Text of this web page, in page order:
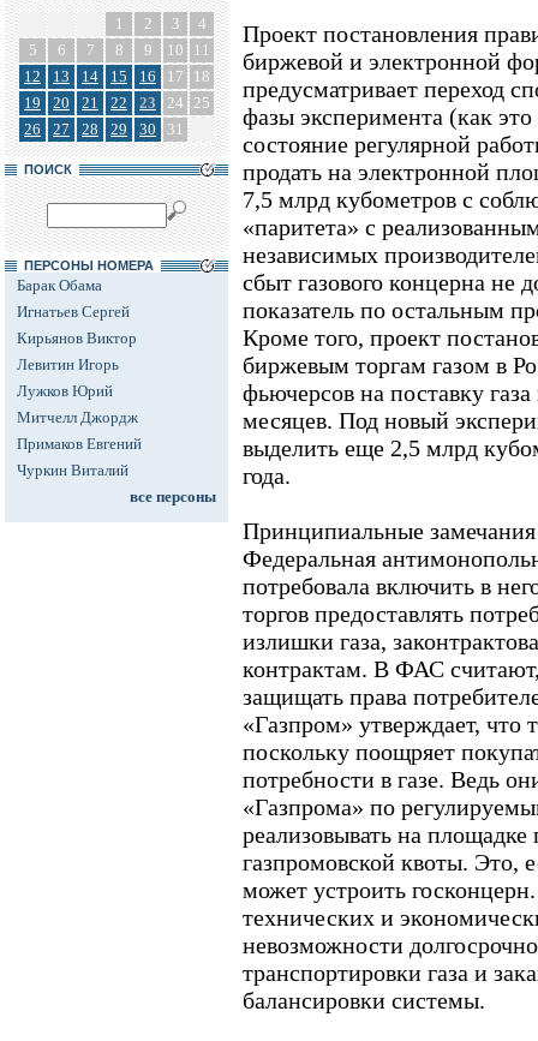
1 2 3
4
5
6 7 8 9 10
11
12
13 14 15 16 17
18
19
20 21 22 23 24 25
26
27 28 29 30 31
ПОИСК
ПЕРСОНЫ НОМЕРА
Барак Обама
Игнатьев Сергей
Кирьянов Виктор
Левитин Игорь
Лужков Юрий
Митчелл Джордж
Примаков Евгений
Чуркин Виталий
все персоны
Проект постановления
биржевой и электронной
предусматривает переход
фазы эксперимента (как
состояние регулярной
продать на электронной
7,5 млрд кубометров с
«паритета» с
независимых
сбыт газового концерна не
показатель по остальным
Кроме того, проект
биржевым торгам газом в
фьючерсов на поставку
месяцев. Под новый
выделить еще 2,5 млрд
года.
Принципиальные
Федеральная
потребовала включить в
торгов предоставлять
излишки газа,
контрактам. В ФАС
защищать права
«Газпром» утверждает, что
поскольку поощряет
потребности в газе. Ведь
«Газпрома» по
реализовывать на площадке
газпромовской квоты. Это,
может устроить
технических и
невозможности
транспортировки газа и
балансировки системы.